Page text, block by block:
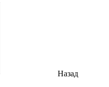
Назад